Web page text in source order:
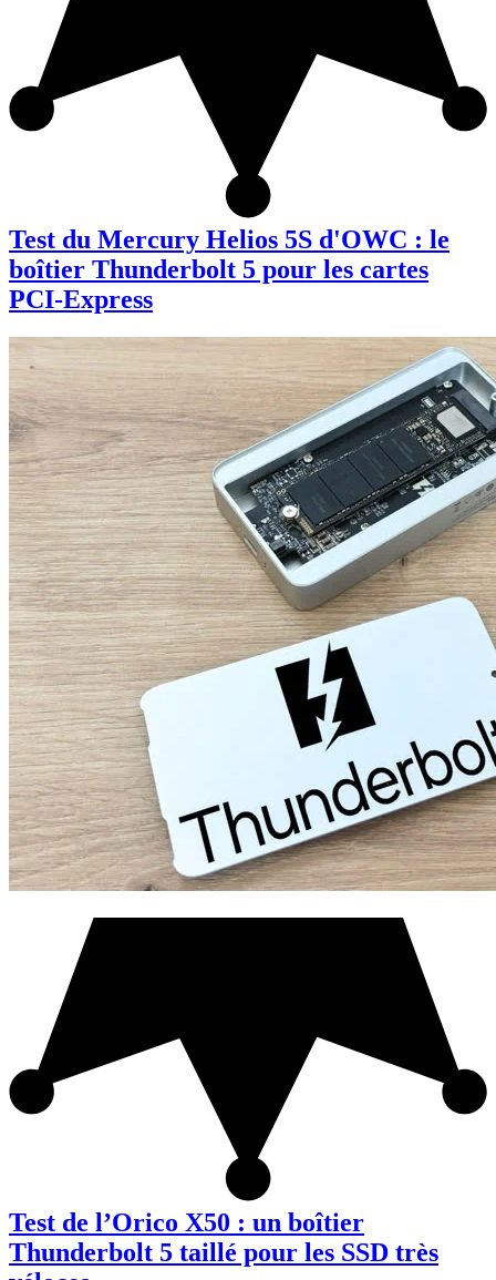
Test du Mercury Helios 5S d'OWC : le
boîtier Thunderbolt 5 pour les cartes
PCI-Express
Test de l’Orico X50 : un boîtier
Thunderbolt 5 taillé pour les SSD très